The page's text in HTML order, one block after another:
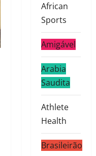
African
Sports
Amigável
Arabia
Saudita
Athlete
Health
Brasileirão